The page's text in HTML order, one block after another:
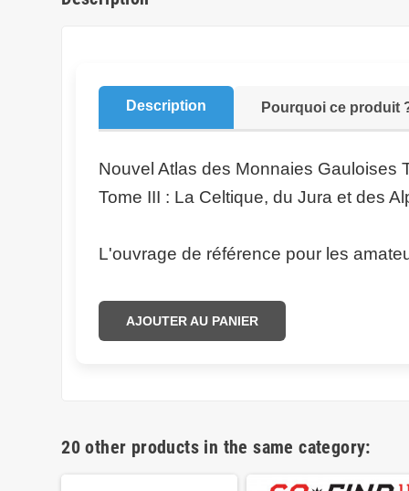
Description Pourquoi ce produit
Nouvel Atlas des Monnaies Gauloises
Tome III : La Celtique, du Jura et des
L'ouvrage de référence pour les
AJOUTER AU PANIER
20 other products in the same category: